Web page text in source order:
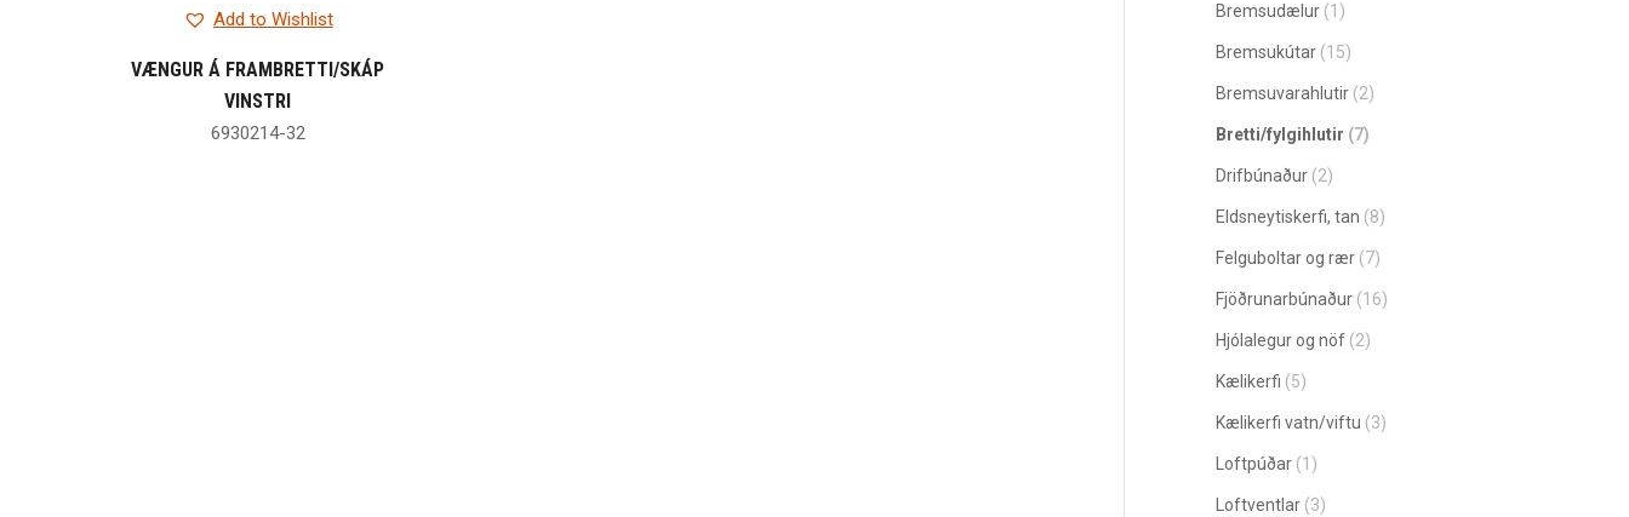
Add to Wishlist
VÆNGUR Á FRAMBRETTI/SKÁP
VINSTRI
6930214-32
Bremsudælur (1)
Bremsukútar (15)
Bremsuvarahlutir (2)
Bretti/fylgihlutir (7)
Drifbúnaður (2)
Eldsneytiskerfi, tan (8)
Felguboltar og rær (7)
Fjöðrunarbúnaður (16)
Hjólalegur og nöf (2)
Kælikerfi (5)
Kælikerfi vatn/viftu (3)
Loftpúðar (1)
Loftventlar (3)